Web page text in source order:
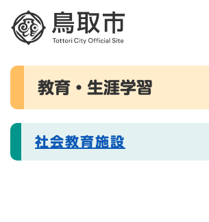
メニューを飛ばして本文へ
本
教育・生涯学習
社会教育施設